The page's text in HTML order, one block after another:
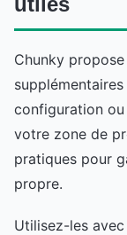
Chunky
configuration
votre zone de
pratiques pour
propre.
Utilisez-les